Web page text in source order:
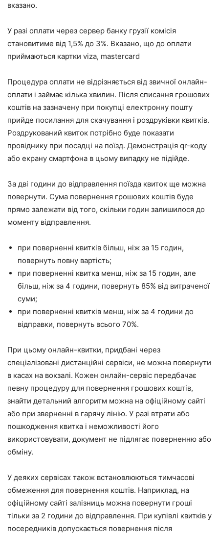
вказано.
У разі оплати через сервер банку грузії комісія
становитиме від 1,5% до 3%. Вказано, що до оплати
приймаються картки viza, mastercard
Процедура оплати не відрізняється від звичної онлайн-
оплати і займає кілька хвилин. Після списання грошових
коштів на зазначену при покупці електронну пошту
прийде посилання для скачування і роздруківки квитків.
Роздрукований квиток потрібно буде показати
провіднику при посадці на поїзд. Демонстрація qr-коду
або екрану смартфона в цьому випадку не підійде.
За дві години до відправлення поїзда квиток ще можна
повернути. Сума повернення грошових коштів буде
прямо залежати від того, скільки годин залишилося до
моменту відправлення.
при поверненні квитків більш, ніж за 15 годин,
повернуть повну вартість;
при поверненні квитка менш, ніж за 15 годин, але
більш, ніж за 4 години, повернуть 85% від витраченої
суми;
при поверненні квитків менш, ніж за 4 години до
відправки, повернуть всього 70%.
При цьому онлайн-квитки, придбані через
спеціалізовані дистанційні сервіси, не можна повернути
в касах на вокзалі. Кожен онлайн-сервіс передбачає
певну процедуру для повернення грошових коштів,
знайти детальний алгоритм можна на офіційному сайті
або при зверненні в гарячу лінію. У разі втрати або
пошкодження квитка і неможливості його
використовувати, документ не підлягає поверненню або
обміну.
У деяких сервісах також встановлюються тимчасові
обмеження для повернення коштів. Наприклад, на
офіційному сайті залізниць можна повернути гроші
тільки за 2 години до відправлення. При купівлі квитків у
посередників допускається повернення після